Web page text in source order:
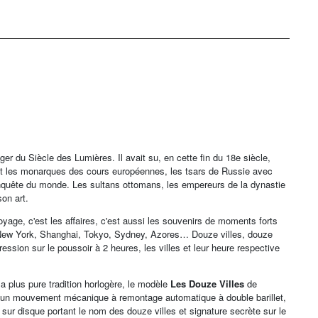
du Siècle des Lumières. Il avait su, en cette fin du 18e siècle,
monarques des cours européennes, les tsars de Russie avec
du monde. Les sultans ottomans, les empereurs de la dynastie
art.
c'est les affaires, c'est aussi les souvenirs de moments forts
York, Shanghai, Tokyo, Sydney, Azores… Douze villes, douze
sur le poussoir à 2 heures, les villes et leur heure respective
plus pure tradition horlogère, le modèle Les Douze Villes de
mouvement mécanique à remontage automatique à double barillet,
disque portant le nom des douze villes et signature secrète sur le